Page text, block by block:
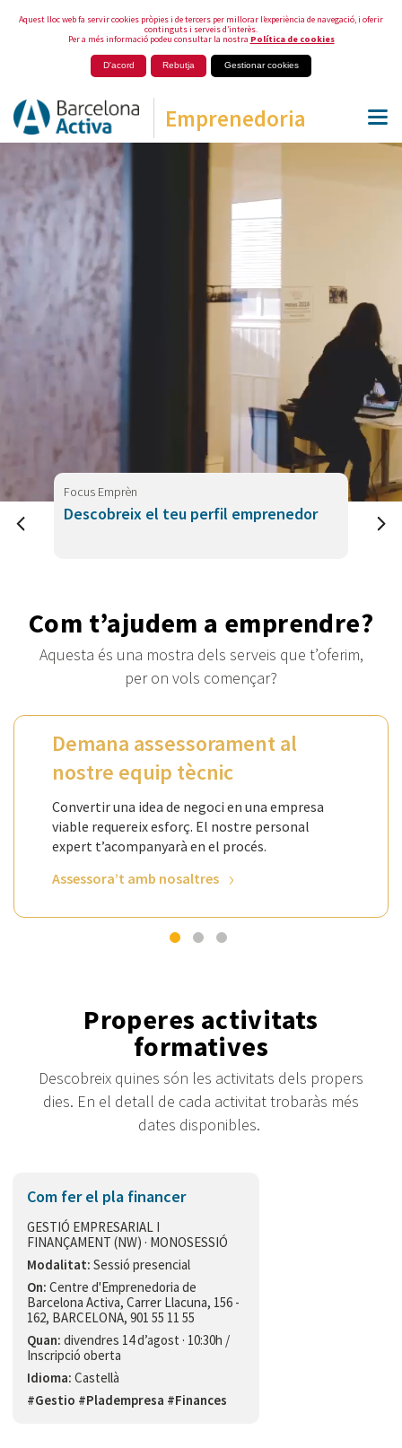
Aquest lloc web fa servir cookies pròpies i de tercers per millorar l’experiència de navegació, i oferir
continguts i serveis d’interès.
Per a més informació podeu consultar la nostra Política de cookies
D'acord Rebutja Gestionar cookies
Emprenedoria
Focus Emprèn
Descobreix el teu perfil emprenedor
Com t’ajudem a emprendre?
Aquesta és una mostra dels serveis que t’oferim,
per on vols començar?
Demana assessorament al
nostre equip tècnic
Convertir una idea de negoci en una empresa
viable requereix esforç. El nostre personal
expert t’acompanyarà en el procés.
Assessora’t amb nosaltres
Properes activitats
formatives
Descobreix quines són les activitats dels propers
dies. En el detall de cada activitat trobaràs més
dates disponibles.
Com fer el pla financer
GESTIÓ EMPRESARIAL I
FINANÇAMENT (NW) · MONOSESSIÓ
Modalitat: Sessió presencial
On: Centre d'Emprenedoria de
Barcelona Activa, Carrer Llacuna, 156 -
162, BARCELONA, 901 55 11 55
Quan: divendres 14 d’agost · 10:30h /
Inscripció oberta
Idioma: Castellà
#Gestio #Pladempresa #Finances